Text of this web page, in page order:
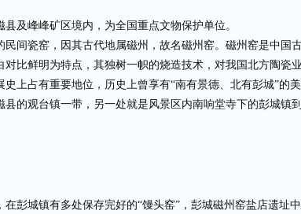
及峰峰矿区境内，为全国重点文物保护单位。
民间瓷窑，因其古代地属磁州，故名磁州窑。磁州窑是中国
对比鲜明为特点，其独树一帜的烧造技术，对我国北方陶瓷
上占有重要地位，历史上曾享有“南有景德、北有彭城”的美
的观台镇一带，另一处就是风景区内南响堂寺下的彭城镇到
彭城镇有多处保存完好的“馒头窑”，彭城磁州窑盐店遗址